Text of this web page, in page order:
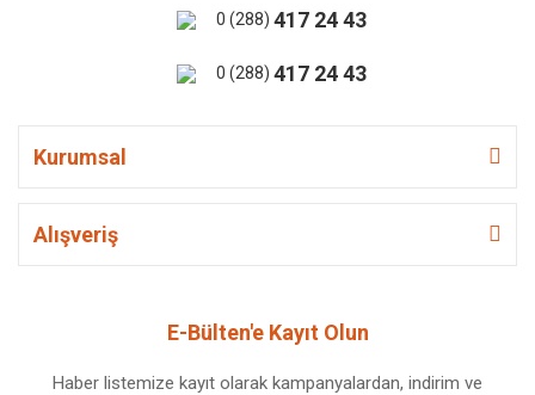
0 (288) 417 24 43
0 (288) 417 24 43
Kurumsal
Alışveriş
E-Bülten'e Kayıt Olun
Haber listemize kayıt olarak kampanyalardan, indirim ve